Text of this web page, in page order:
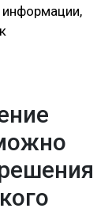
информации,